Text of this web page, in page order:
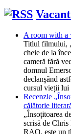
A room with a
Titlul filmului,
cheie de la
cameră fără
domnul
declanșând
cursul vieții
Recenzie
călătorie
„Însoțitoarea
scrisă de
RAO, este un